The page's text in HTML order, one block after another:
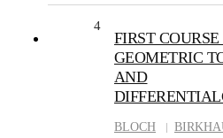
4
FIRST
GEOMETRIC
AND
BLOCH